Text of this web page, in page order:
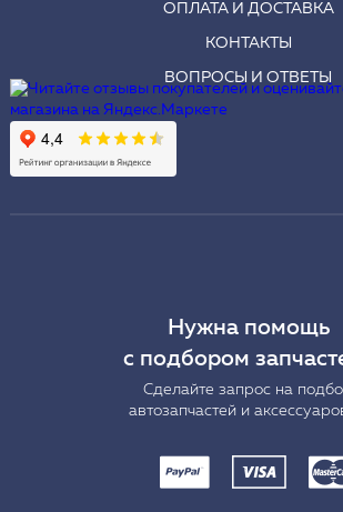
ОПЛАТА И ДОСТАВКА
КОНТАКТЫ
ВОПРОСЫ И ОТВЕТЫ
Нужна помощь
с подбором
Сделайте запрос на
автозапчастей и